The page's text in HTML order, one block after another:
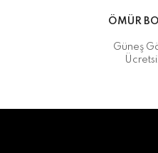
ÖMÜR
Güneş